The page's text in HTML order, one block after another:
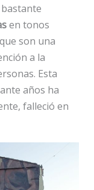
en tonos
son una
a la
Esta
años ha
falleció en